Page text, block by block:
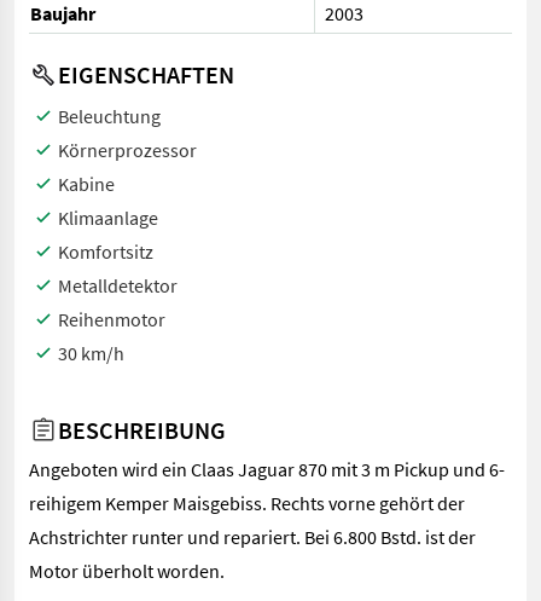
Baujahr 2003
EIGENSCHAFTEN
Beleuchtung
Körnerprozessor
Kabine
Klimaanlage
Komfortsitz
Metalldetektor
Reihenmotor
30 km/h
BESCHREIBUNG
Angeboten wird ein Claas Jaguar 870 mit 3 m Pickup und 6-
reihigem Kemper Maisgebiss. Rechts vorne gehört der
Achstrichter runter und repariert. Bei 6.800 Bstd. ist der
Motor überholt worden.